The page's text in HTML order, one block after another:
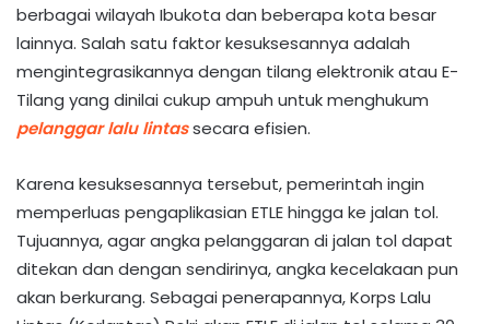
berbagai wilayah Ibukota dan beberapa kota besar
lainnya. Salah satu faktor kesuksesannya adalah
mengintegrasikannya dengan tilang elektronik atau E-
Tilang yang dinilai cukup ampuh untuk menghukum
pelanggar lalu lintassecara efisien.
Karena kesuksesannya tersebut, pemerintah ingin
memperluas pengaplikasian ETLE hingga ke jalan tol.
Tujuannya, agar angka pelanggaran di jalan tol dapat
ditekan dan dengan sendirinya, angka kecelakaan pun
akan berkurang. Sebagai penerapannya, Korps Lalu